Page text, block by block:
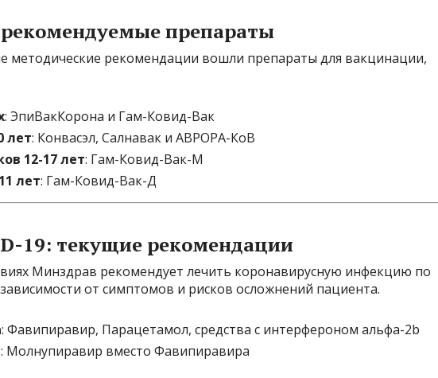
препараты
методические рекомендации вошли препараты для вакцинации,
: ЭпиВакКорона и Гам-Ковид-Вак
лет: Конвасэл, Салнавак и АВРОРА-КоB
12-17 лет: Гам-Ковид-Вак-М
лет: Гам-Ковид-Вак-Д
19: текущие рекомендации
Минздрав рекомендует лечить коронавирусную инфекцию по
от симптомов и рисков осложнений пациента.
: Фавипиравир, Парацетамол, средства с интерфероном альфа-2b
: Молнупиравир вместо Фавипиравира